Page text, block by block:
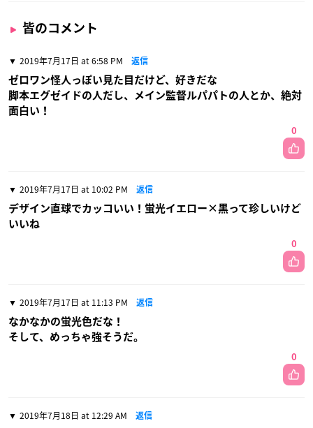
皆のコメント
2019年7月17日 at 6:58 PM 返信
ゼロワン怪人っぽい見た目だけど、好きだな
脚本エグゼイドの人だし、メイン監督ルパパトの人とか、絶対
面白い！
0
2019年7月17日 at 10:02 PM 返信
デザイン直球でカッコいい！蛍光イエロー×黒って珍しいけど
いいね
0
2019年7月17日 at 11:13 PM 返信
なかなかの蛍光色だな！
そして、めっちゃ強そうだ。
0
2019年7月18日 at 12:29 AM 返信